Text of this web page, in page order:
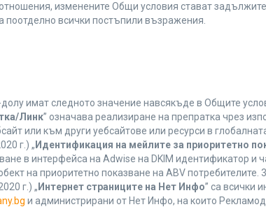
изменените Общи условия стават
поотделно всички постъпили възражения.
имат следното значение навсякъде в Общите
Линк” означава реализиране на препратка чрез
или към други уебсайтове или ресурси в
г.) „ Идентификация на мейлите за приоритетно
в интерфейса на Adwise на DKIM идентификатор
на приоритетно показване на ABV потребителите.
г.) „ Интернет страниците на Нет Инфо” са всички
и администрирани от Нет Инфо, на които